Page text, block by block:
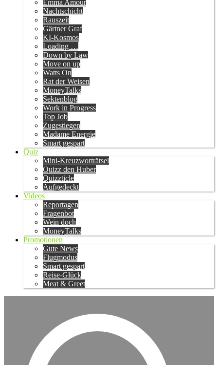
Emma Amour
Nachtschicht
Rauszeit
Gärtner Graf
KI-Kosmos
Loading …
Down by Law
Move on up
Watts On
Rat der Weisen
MoneyTalks
Sektenblog
Work in Progress
Top Job
Zugestiegen
Madame Energie
Smart gespart
Quiz
Mini-Kreuzworträtsel
Quizz den Huber
Quizzticle
Aufgedeckt
Videos
Reportagen
Fragenbot
Wein doch
MoneyTalks
Promotionen
Gute News
Flugmodus
Smart gespart
Reise-Glück
Meat & Greet